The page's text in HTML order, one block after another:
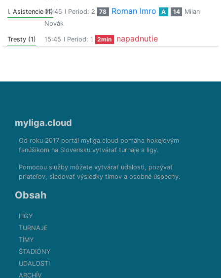
I. Asistencie (1)04:45 I Period: 2 78 Roman Imro A 14
Milan
Novák
Tresty (1) 15:45 I Period: 1 2min napadnutie
myliga.cloud
Od roku 2017 portál myliga.cloud pomáha hokejovým
fanúšikom na Slovensku vytvárať turnaje a ligy.
Pomocou služby môžete vytvárať udalosti, pozývať
priateľov, sledovať výsledky tímov a osobné úspechy.
Obsah
LIGY
TURNAJE
TÍMY
ŠTADIÓNY
UDALOSTI
ARCHÍV